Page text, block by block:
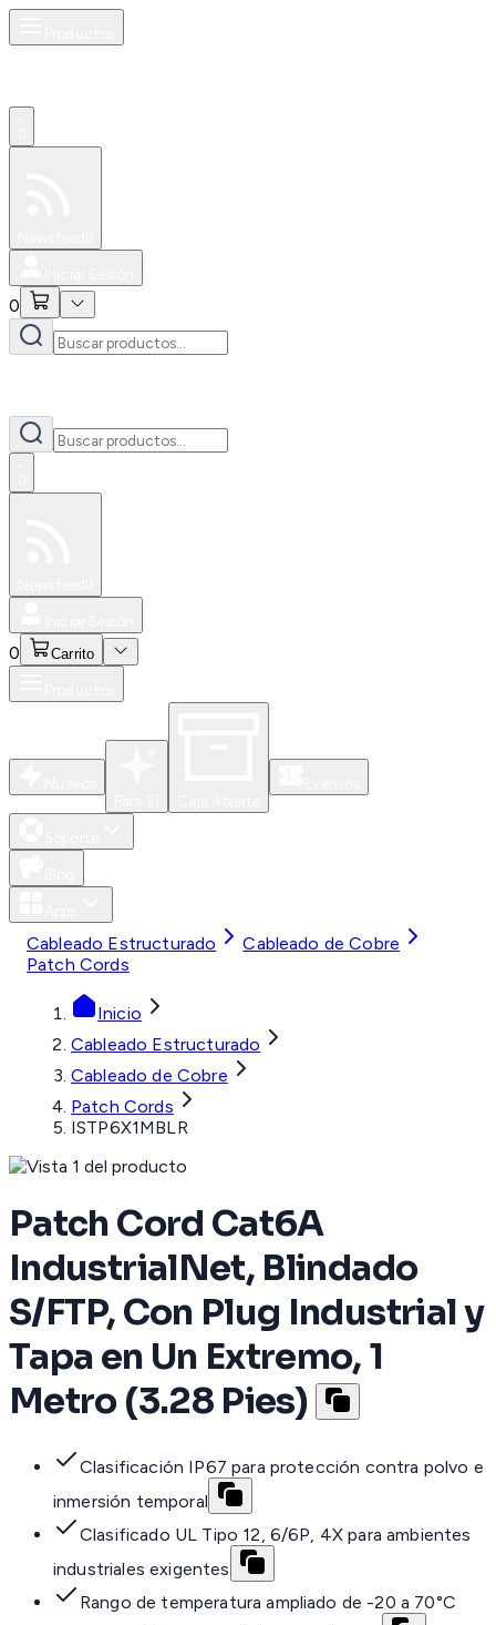
0
0 Carrito
Cableado Estructurado
Cableado de Cobre
Patch Cords
Inicio
Cableado Estructurado
Cableado de Cobre
Patch Cords
ISTP6X1MBLR
Patch Cord Cat6A
IndustrialNet, Blindado
S/FTP, Con Plug Industrial y
Tapa en Un Extremo, 1
Metro (3.28 Pies)
Clasificación IP67 para protección contra polvo e
inmersión temporal
Clasificado UL Tipo 12, 6/6P, 4X para ambientes
industriales exigentes
Rango de temperatura ampliado de -20 a 70°C